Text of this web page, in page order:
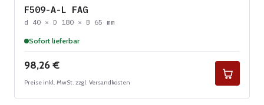
F509-A-L FAG
d 40 × D 180 × B 65 mm
Sofort lieferbar
Regulärer Preis:
98,26 €
Preise inkl. MwSt. zzgl. Versandkosten